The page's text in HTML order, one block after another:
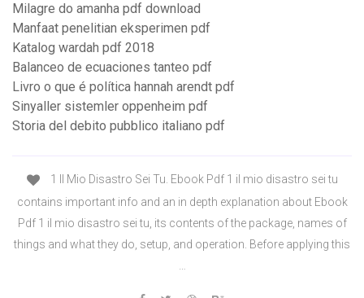
Milagre do amanha pdf download
Manfaat penelitian eksperimen pdf
Katalog wardah pdf 2018
Balanceo de ecuaciones tanteo pdf
Livro o que é política hannah arendt pdf
Sinyaller sistemler oppenheim pdf
Storia del debito pubblico italiano pdf
1 Il Mio Disastro Sei Tu. Ebook Pdf 1 il mio disastro sei tu
contains important info and an in depth explanation about Ebook
Pdf 1 il mio disastro sei tu, its contents of the package, names of
things and what they do, setup, and operation. Before applying this